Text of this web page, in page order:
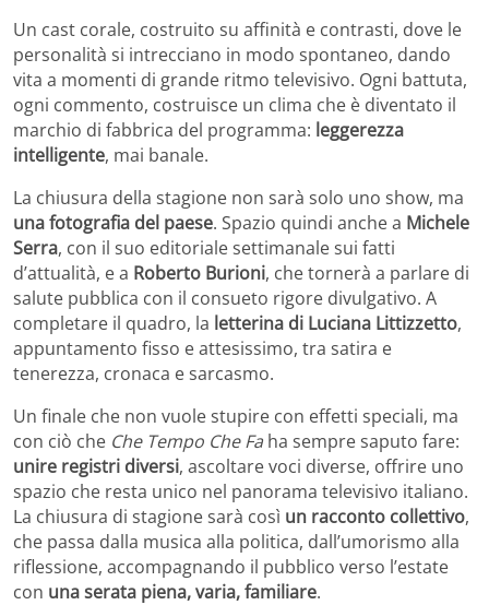
Un cast corale, costruito su affinità e contrasti, dove le
personalità si intrecciano in modo spontaneo, dando
vita a momenti di grande ritmo televisivo. Ogni battuta,
ogni commento, costruisce un clima che è diventato il
marchio di fabbrica del programma: leggerezza
intelligente, mai banale.
La chiusura della stagione non sarà solo uno show, ma
una fotografia del paese. Spazio quindi anche a Michele
Serra, con il suo editoriale settimanale sui fatti
d’attualità, e a Roberto Burioni, che tornerà a parlare di
salute pubblica con il consueto rigore divulgativo. A
completare il quadro, la letterina di Luciana Littizzetto,
appuntamento fisso e attesissimo, tra satira e
tenerezza, cronaca e sarcasmo.
Un finale che non vuole stupire con effetti speciali, ma
con ciò che Che Tempo Che Fa ha sempre saputo fare:
unire registri diversi, ascoltare voci diverse, offrire uno
spazio che resta unico nel panorama televisivo italiano.
La chiusura di stagione sarà così un racconto collettivo,
che passa dalla musica alla politica, dall’umorismo alla
riflessione, accompagnando il pubblico verso l’estate
con una serata piena, varia, familiare.